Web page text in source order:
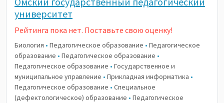
университет
Рейтинга пока нет. Поставьте свою оценку!
Биология • Педагогическое образование • Педагогическое
образование • Педагогическое образование •
Педагогическое образование • Государственное и
муниципальное управление • Прикладная информатика •
Педагогическое образование • Специальное
(дефектологическое) образование • Педагогическое